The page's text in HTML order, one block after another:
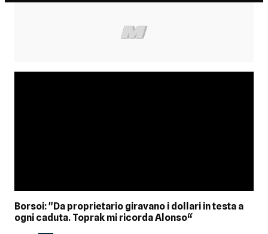
Borsoi: "Da proprietario giravano i dollari in testa a
ogni caduta. Toprak mi ricorda Alonso“